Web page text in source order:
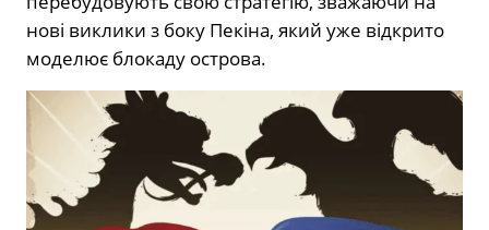
нові виклики з боку Пекіна, який уже відкрито
моделює блокаду острова.